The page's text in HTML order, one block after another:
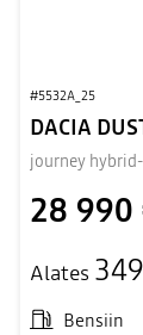
#5532A_25
DACIA
journey
28 990
Alates
Bensiin